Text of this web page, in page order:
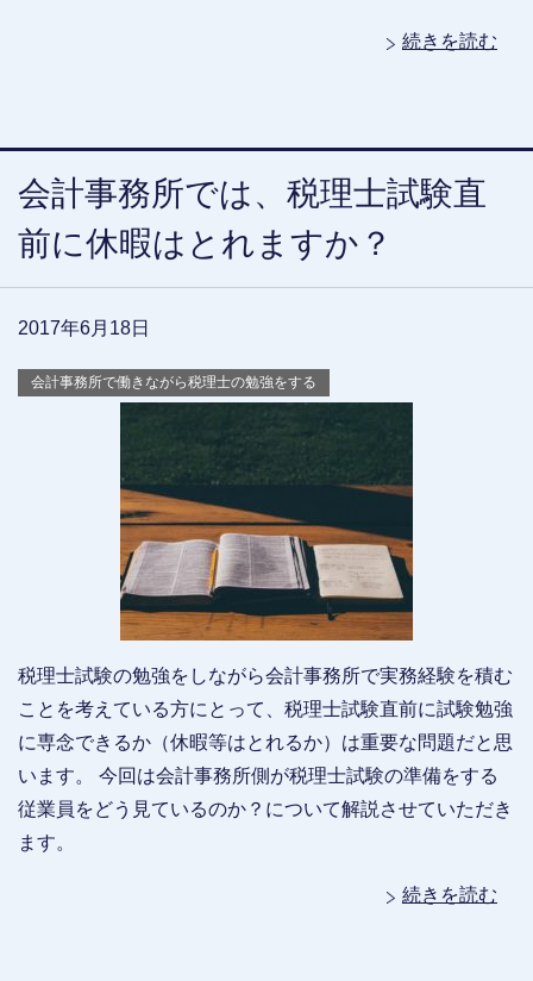
続きを読む
会計事務所では、税理士試験直
前に休暇はとれますか？
2017年6月18日
会計事務所で働きながら税理士の勉強をする
税理士試験の勉強をしながら会計事務所で実務経験を積む
ことを考えている方にとって、税理士試験直前に試験勉強
に専念できるか（休暇等はとれるか）は重要な問題だと思
います。 今回は会計事務所側が税理士試験の準備をする
従業員をどう見ているのか？について解説させていただき
ます。
続きを読む